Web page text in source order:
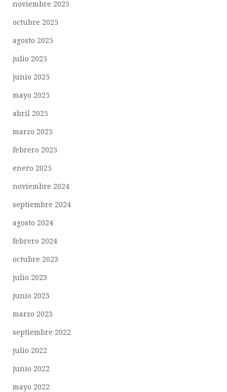
noviembre 2025
octubre 2025
agosto 2025
julio 2025
junio 2025
mayo 2025
abril 2025
marzo 2025
febrero 2025
enero 2025
noviembre 2024
septiembre 2024
agosto 2024
febrero 2024
octubre 2023
julio 2023
junio 2023
marzo 2023
septiembre 2022
julio 2022
junio 2022
mayo 2022